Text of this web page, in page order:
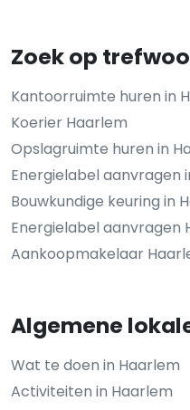
Zoek op
Kantoorruimte huren in
Koerier Haarlem
Opslagruimte huren in
Energielabel aanvragen
Bouwkundige keuring in
Energielabel aanvragen
Aankoopmakelaar
Algemene
Wat te doen in Haarlem
Activiteiten in Haarlem